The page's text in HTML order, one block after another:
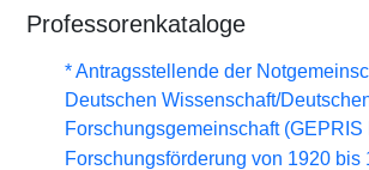
Professorenkataloge
* Antragsstellende der
Deutschen Wissenschaft/
Forschungsgemeinschaft
Forschungsförderung von 1920 bis